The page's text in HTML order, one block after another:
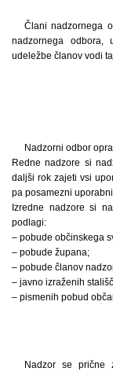
Člani nadzornega
nadzornega
udeležbe članov vodi
Nadzorni odbor
Redne nadzore si
daljši rok zajeti vsi
pa posamezni
Izredne nadzore si
podlagi:
– pobude občinskega
– pobude župana;
– pobude članov
– javno izraženih
– pismenih pobud
Nadzor se prične